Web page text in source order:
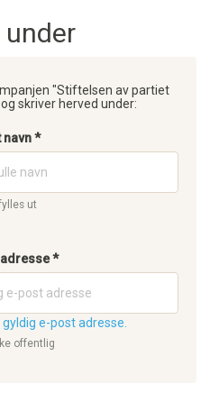
under
"Stiftelsen av partiet
skriver herved under:
navn *
ut
*
e-post adresse.
offentlig